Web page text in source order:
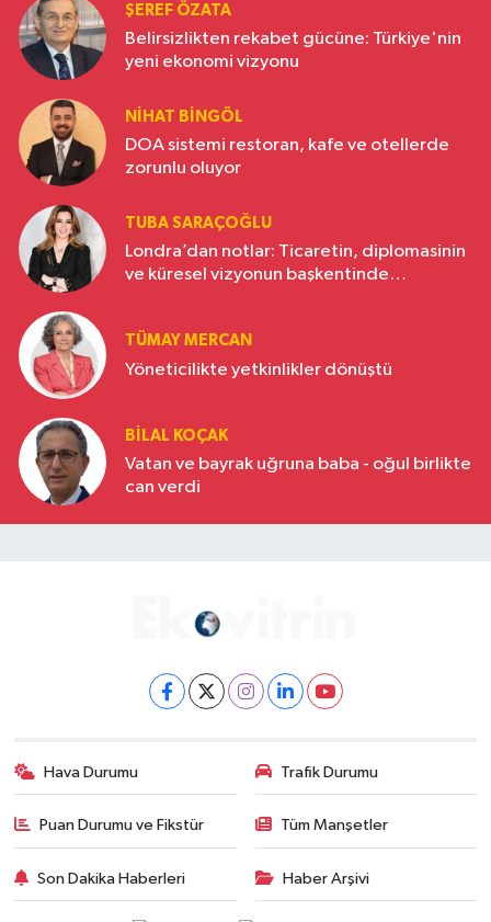
ŞEREF ÖZATA
Belirsizlikten rekabet gücüne: Türkiye'nin
yeni ekonomi vizyonu
NIHAT BINGÖL
DOA sistemi restoran, kafe ve otellerde
zorunlu oluyor
TUBA SARAÇOĞLU
Londra’dan notlar: Ticaretin, diplomasinin
ve küresel vizyonun başkentinde
TÜMAY MERCAN
Yöneticilikte yetkinlikler dönüştü
BILAL KOÇAK
Vatan ve bayrak uğruna baba - oğul birlikte
can verdi
Hava Durumu Trafik Durumu
Puan Durumu ve Fikstür Tüm Manşetler
Son Dakika Haberleri Haber Arşivi